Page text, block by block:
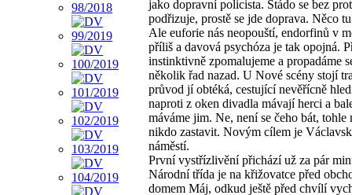
jako dopravní policista. Stádo se bez
podřizuje, prostě se jde doprava. Něco
Ale euforie nás neopouští, endorfinů v
příliš a davová psychóza je tak opojná.
instinktivně zpomalujeme a propadáme
několik řad nazad. U Nové scény stojí
průvod jí obtéká, cestující nevěřícně
naproti z oken divadla mávají herci a
máváme jim. Ne, není se čeho bát, tohle
nikdo zastavit. Novým cílem je
náměstí.
První vystřízlivění přichází už za pár
Národní třída je na křižovatce před
domem Máj, odkud ještě před chvílí